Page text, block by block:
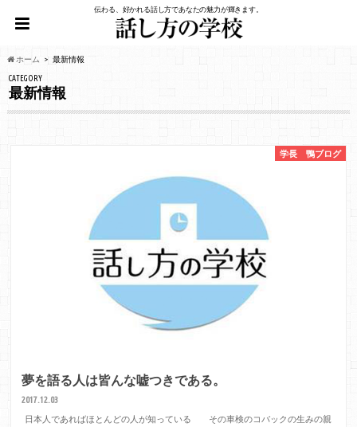
伝わる、好かれる話し方であなたの魅力が輝きます。
ホーム 最新情報
CATEGORY
最新情報
学長 鴨ブログ
夢を語る人は皆んな嘘つきである。
2017.12.03
日本人であればほとんどの人が知っている その車検のコバックの生みの親